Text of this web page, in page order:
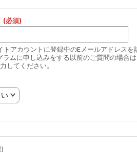
(必須)
トアカウントに登録中のEメールアドレスを
ラムに申し込みをする以前のご質問の場合
してください。
)